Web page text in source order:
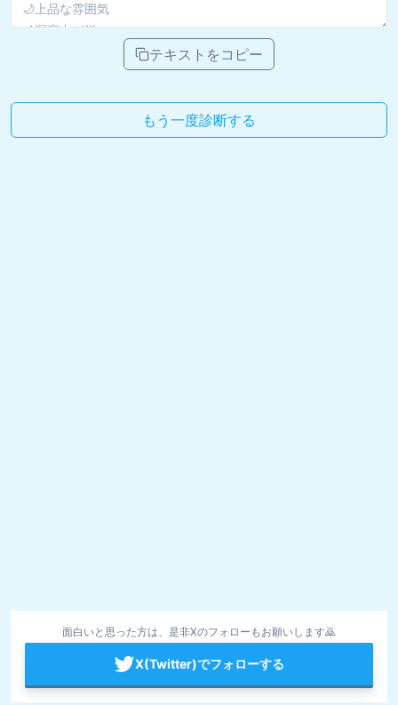
テキストをコピー
もう一度診断する
面白いと思った方は、是非Xのフォローもお願いします🙇
X(Twitter)でフォローする